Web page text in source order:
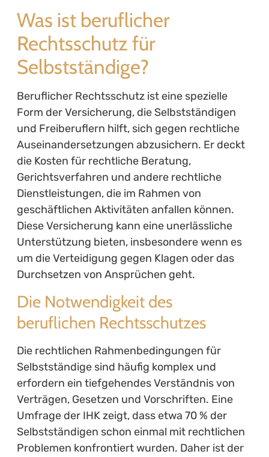
Was ist beruflicher
Rechtsschutz für
Selbstständige?
Beruflicher Rechtsschutz ist eine spezielle
Form der Versicherung, die Selbstständigen
und Freiberuflern hilft, sich gegen rechtliche
Auseinandersetzungen abzusichern. Er deckt
die Kosten für rechtliche Beratung,
Gerichtsverfahren und andere rechtliche
Dienstleistungen, die im Rahmen von
geschäftlichen Aktivitäten anfallen können.
Diese Versicherung kann eine unerlässliche
Unterstützung bieten, insbesondere wenn es
um die Verteidigung gegen Klagen oder das
Durchsetzen von Ansprüchen geht.
Die Notwendigkeit des
beruflichen Rechtsschutzes
Die rechtlichen Rahmenbedingungen für
Selbstständige sind häufig komplex und
erfordern ein tiefgehendes Verständnis von
Verträgen, Gesetzen und Vorschriften. Eine
Umfrage der IHK zeigt, dass etwa 70 % der
Selbstständigen schon einmal mit rechtlichen
Problemen konfrontiert wurden. Daher ist der